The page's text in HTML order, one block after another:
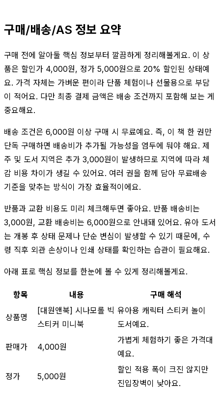
구매/배송/AS 정보 요약
구매 전에 알아둘 핵심 정보부터 깔끔하게 정리해볼게요. 이 상
품은 할인가 4,000원, 정가 5,000원으로 20% 할인된 상태예
요. 가격 자체는 가벼운 편이라 단품 체험이나 선물용으로 부담
이 적어요. 다만 최종 결제 금액은 배송 조건까지 포함해 보는 게
중요해요.
배송 조건은 6,000원 이상 구매 시 무료예요. 즉, 이 책 한 권만
단독 구매하면 배송비가 추가될 가능성을 염두에 둬야 해요. 제
주 및 도서 지역은 추가 3,000원이 발생하므로 지역에 따라 체
감 비용 차이가 생길 수 있어요. 여러 권을 함께 담아 무료배송
기준을 맞추는 방식이 가장 효율적이에요.
반품과 교환 비용도 미리 체크해두면 좋아요. 반품 배송비는
3,000원, 교환 배송비는 6,000원으로 안내돼 있어요. 유아 도서
는 개봉 후 상태 문제나 단순 변심이 발생할 수 있기 때문에, 수
령 직후 외관 손상이나 인쇄 상태를 확인하는 습관이 필요해요.
아래 표로 핵심 정보를 한눈에 볼 수 있게 정리해볼게요.
항목 내용 구매 해석
상품명
[대원앤북] 시나모롤 빅
스티커 미니북
유아용 캐릭터 스티커 놀이
도서예요.
판매가 4,000원
가볍게 체험하기 좋은 가격대
예요.
정가 5,000원
할인 적용 폭이 크진 않지만
진입장벽이 낮아요.